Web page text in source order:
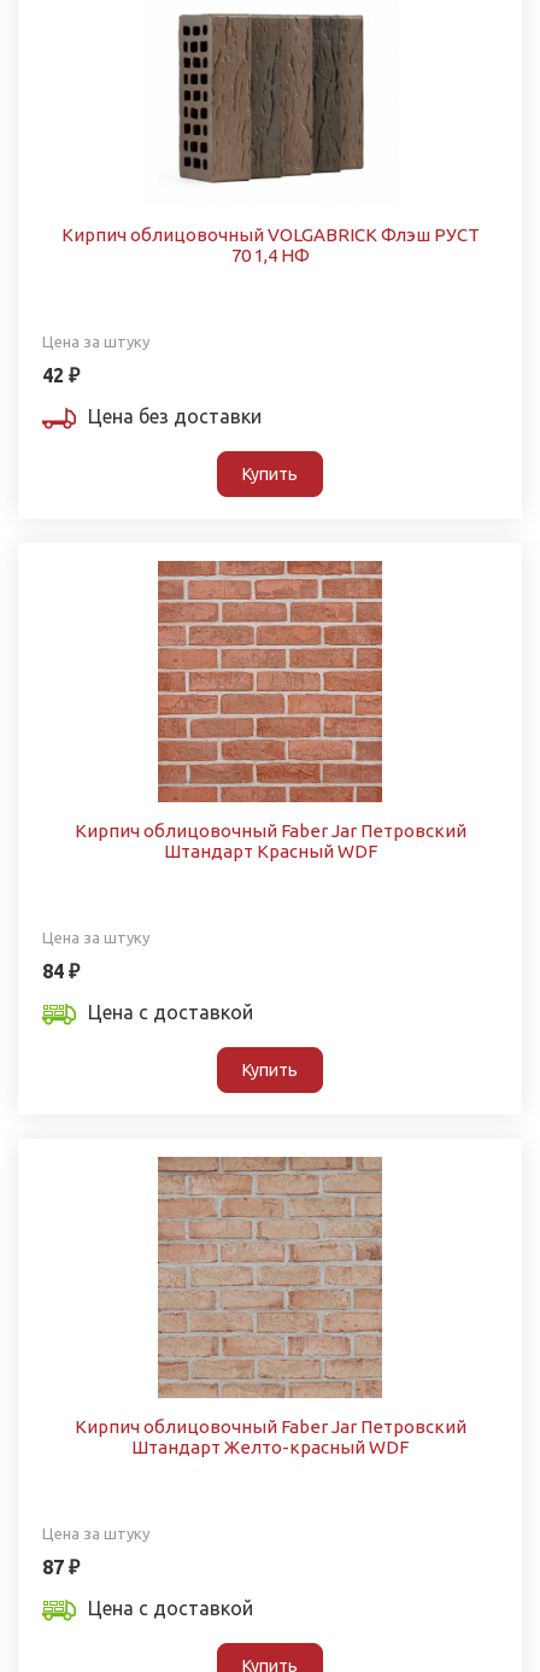
Кирпич облицовочный VOLGABRICK Флэш РУСТ
70 1,4 НФ
Цена за штуку
42 ₽
Цена без доставки
Купить
Кирпич облицовочный Faber Jar Петровский
Штандарт Красный WDF
Цена за штуку
84 ₽
Цена с доставкой
Купить
Кирпич облицовочный Faber Jar Петровский
Штандарт Желто-красный WDF
Цена за штуку
87 ₽
Цена с доставкой
Купить